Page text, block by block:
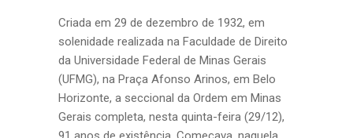
Criada em 29 de dezembro de 1932, em
solenidade realizada na Faculdade de Direito
da Universidade Federal de Minas Gerais
(UFMG), na Praça Afonso Arinos, em Belo
Horizonte, a seccional da Ordem em Minas
Gerais completa, nesta quinta-feira (29/12),